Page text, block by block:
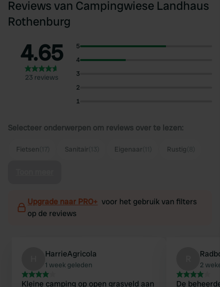
Reviews van Campingwiese Landhaus
Rothenburg
4.65
23 reviews
5
4
3
2
1
Selecteer onderwerpen om reviews over te lezen:
Fietsen Sanitair Eigenaar Rustig
Upgrade naar PRO+ voor het gebruik van filters
op de reviews
HarrieAgricola
1 week geleden
Kleine camping op open grasveld aan
2
De